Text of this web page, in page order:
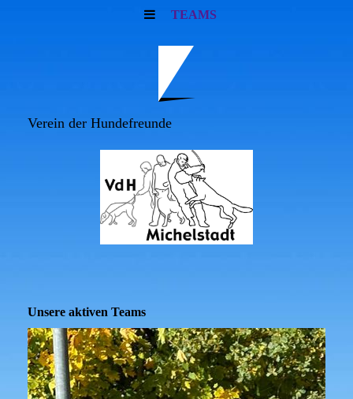
TEAMS
Verein der Hundefreunde
Unsere aktiven Teams